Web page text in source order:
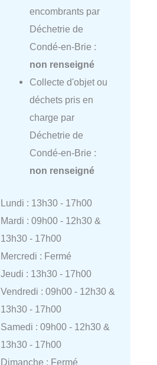
encombrants par
Déchetrie de
Condé-en-Brie :
non renseigné
Collecte d'objet ou
déchets pris en
charge par
Déchetrie de
Condé-en-Brie :
non renseigné
Lundi : 13h30 - 17h00
Mardi : 09h00 - 12h30 &
13h30 - 17h00
Mercredi : Fermé
Jeudi : 13h30 - 17h00
Vendredi : 09h00 - 12h30 &
13h30 - 17h00
Samedi : 09h00 - 12h30 &
13h30 - 17h00
Dimanche : Fermé